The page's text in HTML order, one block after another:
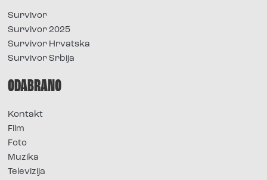
Survivor
Survivor 2025
Survivor Hrvatska
Survivor Srbija
ODABRANO
Kontakt
Film
Foto
Muzika
Televizija